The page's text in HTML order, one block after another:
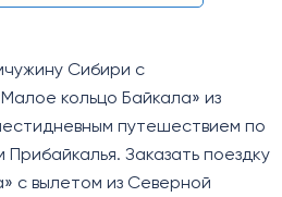
Сибири с
кольцо Байкала» из
путешествием по
Заказать поездку
с вылетом из Северной